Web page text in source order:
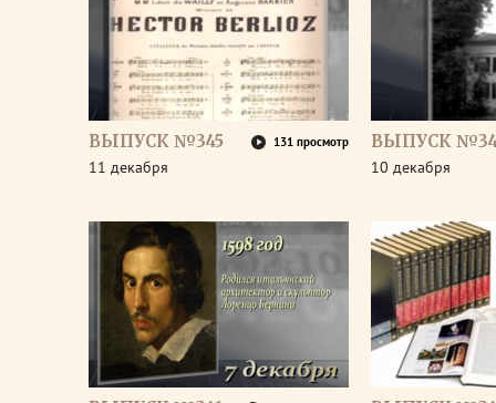
ВЫПУСК №345 131 просмотр
11 декабря
ВЫПУСК
10 декабря